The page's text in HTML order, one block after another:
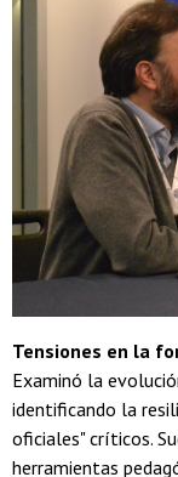
Tensiones en la
Examinó la
identificando la
oficiales" críticos.
herramientas